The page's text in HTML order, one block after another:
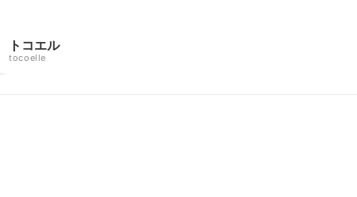
トコエル
tocoelle